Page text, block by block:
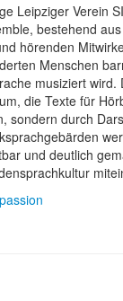
Leipziger Verein
bestehend
hörenden
Menschen
musiziert wird.
die Texte für
sondern durch
und deutlich